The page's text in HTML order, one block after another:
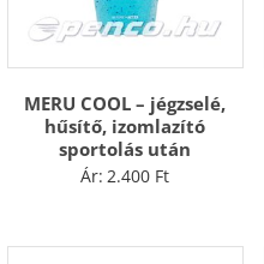
MERU COOL – jégzselé,
hűsítő, izomlazító
sportolás után
Ár: 2.400 Ft